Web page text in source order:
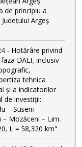
de principiu a
Argeș
- Hotărâre privind
DALI, inclusiv
tehnica
și a indicatorilor
de investiții:
– Suseni –
– Mozăceni – Lim.
L = 58,320 km"